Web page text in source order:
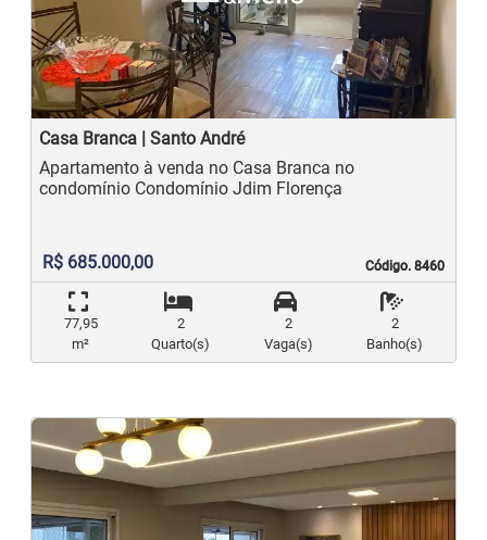
Previous
Casa Branca | Santo André
Código. 8460
Código. 8460
Apartamento à venda no Casa Branca no
condomínio Condomínio Jdim Florença
R$ 685.000,00
77,95
m²
2
Quarto(s)
2
Vaga(s)
2
Banho(s)